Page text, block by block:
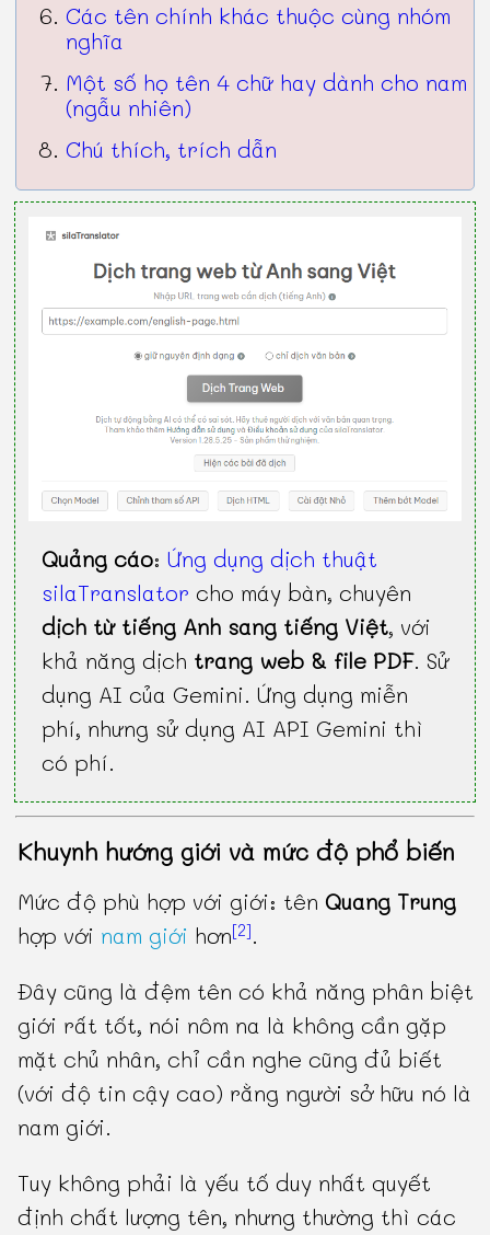
Các tên chính khác thuộc cùng nhóm
nghĩa
Một số họ tên 4 chữ hay dành cho nam
(ngẫu nhiên)
Chú thích, trích dẫn
Quảng cáo:Ứng dụng dịch thuật
silaTranslator cho máy bàn, chuyên
dịch từ tiếng Anh sang tiếng Việt, với
khả năng dịch trang web & file PDF. Sử
dụng AI của Gemini. Ứng dụng miễn
phí, nhưng sử dụng AI API Gemini thì
có phí.
Khuynh hướng giới và mức độ phổ biến
Mức độ phù hợp với giới: tên Quang Trung
hợp với nam giới hơn[2].
Đây cũng là đệm tên có khả năng phân biệt
giới rất tốt, nói nôm na là không cần gặp
mặt chủ nhân, chỉ cần nghe cũng đủ biết
(với độ tin cậy cao) rằng người sở hữu nó là
nam giới.
Tuy không phải là yếu tố duy nhất quyết
định chất lượng tên, nhưng thường thì các